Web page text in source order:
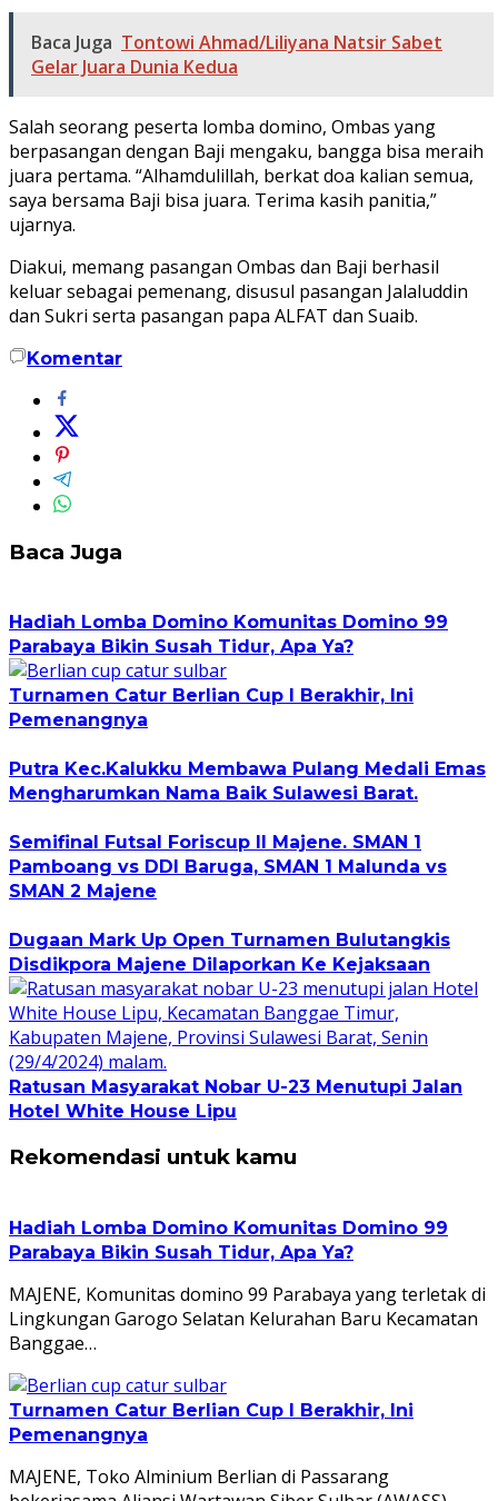
Baca Juga Tontowi Ahmad/Liliyana Natsir Sabet
Gelar Juara Dunia Kedua
Salah seorang peserta lomba domino, Ombas yang
berpasangan dengan Baji mengaku, bangga bisa meraih
juara pertama. “Alhamdulillah, berkat doa kalian semua,
saya bersama Baji bisa juara. Terima kasih panitia,”
ujarnya.
Diakui, memang pasangan Ombas dan Baji berhasil
keluar sebagai pemenang, disusul pasangan Jalaluddin
dan Sukri serta pasangan papa ALFAT dan Suaib.
Komentar
Baca Juga
Hadiah Lomba Domino Komunitas Domino 99
Parabaya Bikin Susah Tidur, Apa Ya?
Turnamen Catur Berlian Cup I Berakhir, Ini
Pemenangnya
Putra Kec.Kalukku Membawa Pulang Medali Emas
Mengharumkan Nama Baik Sulawesi Barat.
Semifinal Futsal Foriscup II Majene. SMAN 1
Pamboang vs DDI Baruga, SMAN 1 Malunda vs
SMAN 2 Majene
Dugaan Mark Up Open Turnamen Bulutangkis
Disdikpora Majene Dilaporkan Ke Kejaksaan
Ratusan Masyarakat Nobar U-23 Menutupi Jalan
Hotel White House Lipu
Rekomendasi untuk kamu
Hadiah Lomba Domino Komunitas Domino 99
Parabaya Bikin Susah Tidur, Apa Ya?
MAJENE, Komunitas domino 99 Parabaya yang terletak di
Lingkungan Garogo Selatan Kelurahan Baru Kecamatan
Banggae…
Turnamen Catur Berlian Cup I Berakhir, Ini
Pemenangnya
MAJENE, Toko Alminium Berlian di Passarang